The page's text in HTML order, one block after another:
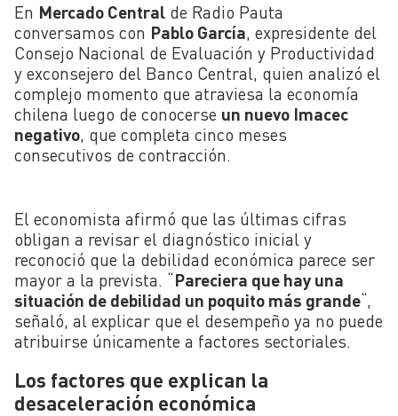
En Mercado Central de Radio Pauta
conversamos con Pablo García , expresidente del
Consejo Nacional de Evaluación y Productividad
y exconsejero del Banco Central, quien analizó el
complejo momento que atraviesa la economía
chilena luego de conocerse un nuevo Imacec
negativo , que completa cinco meses
consecutivos de contracción.
El economista afirmó que las últimas cifras
obligan a revisar el diagnóstico inicial y
reconoció que la debilidad económica parece ser
mayor a la prevista. “Pareciera que hay una
situación de debilidad un poquito más grande“,
señaló, al explicar que el desempeño ya no puede
atribuirse únicamente a factores sectoriales.
Los factores que explican la
desaceleración económica